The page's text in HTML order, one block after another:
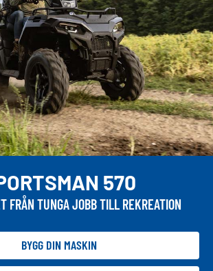
570
FRÅN TUNGA JOBB TILL REKREATION
BYGG DIN MASKIN